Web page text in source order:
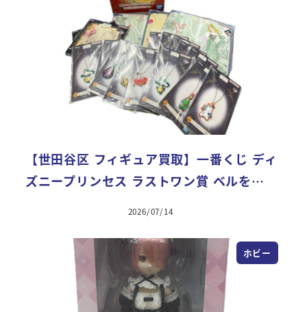
【世田谷区 フィギュア買取】一番くじ ディ
ズニープリンセス ラストワン賞 ベルを…
2026/07/14
ホビー